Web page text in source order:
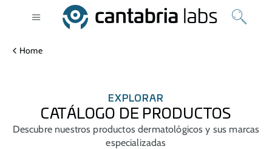
Home
EXPLORAR
CATÁLOGO DE PRODUCTOS
Descubre nuestros productos dermatológicos y sus marcas
especializadas